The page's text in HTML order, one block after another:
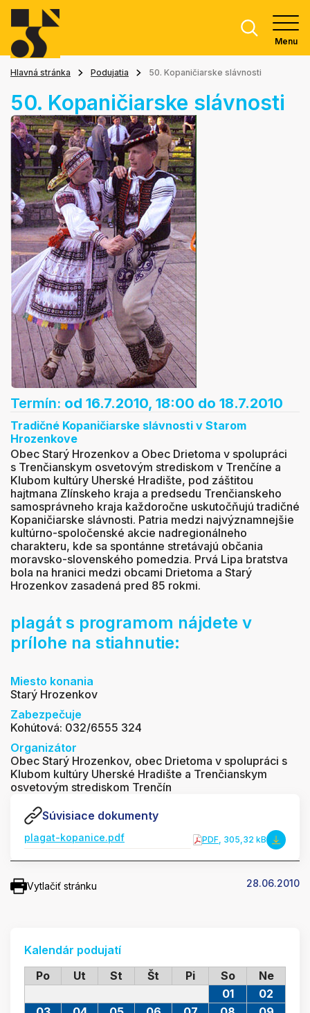
Menu
Hlavná stránka Podujatia 50. Kopaničiarske slávnosti
50. Kopaničiarske slávnosti
Termín: od 16.7.2010, 18:00 do 18.7.2010
Tradičné Kopaničiarske slávnosti v Starom
Hrozenkove
Obec Starý Hrozenkov a Obec Drietoma v spolupráci
s Trenčianskym osvetovým strediskom v Trenčíne a
Klubom kultúry Uherské Hradište, pod záštitou
hajtmana Zlínskeho kraja a predsedu Trenčianskeho
samosprávneho kraja každoročne uskutočňujú tradičné
Kopaničiarske slávnosti. Patria medzi najvýznamnejšie
kultúrno-spoločenské akcie nadregionálneho
charakteru, kde sa spontánne stretávajú občania
moravsko-slovenského pomedzia. Prvá Lipa bratstva
bola na hranici medzi obcami Drietoma a Starý
Hrozenkov zasadená pred 85 rokmi.
plagát s programom nájdete v
prílohe na stiahnutie:
Miesto konania
Starý Hrozenkov
Zabezpečuje
Kohútová: 032/6555 324
Organizátor
Obec Starý Hrozenkov, obec Drietoma v spolupráci s
Klubom kultúry Uherské Hradište a Trenčianskym
osvetovým strediskom Trenčín
Súvisiace dokumenty
plagat-kopanice.pdf PDF, 305,32 kB
Vytlačiť stránku 28.06.2010
Kalendár podujatí
Po
Ut St Št Pi So Ne
01
02